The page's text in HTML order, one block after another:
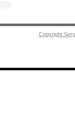
Copyright